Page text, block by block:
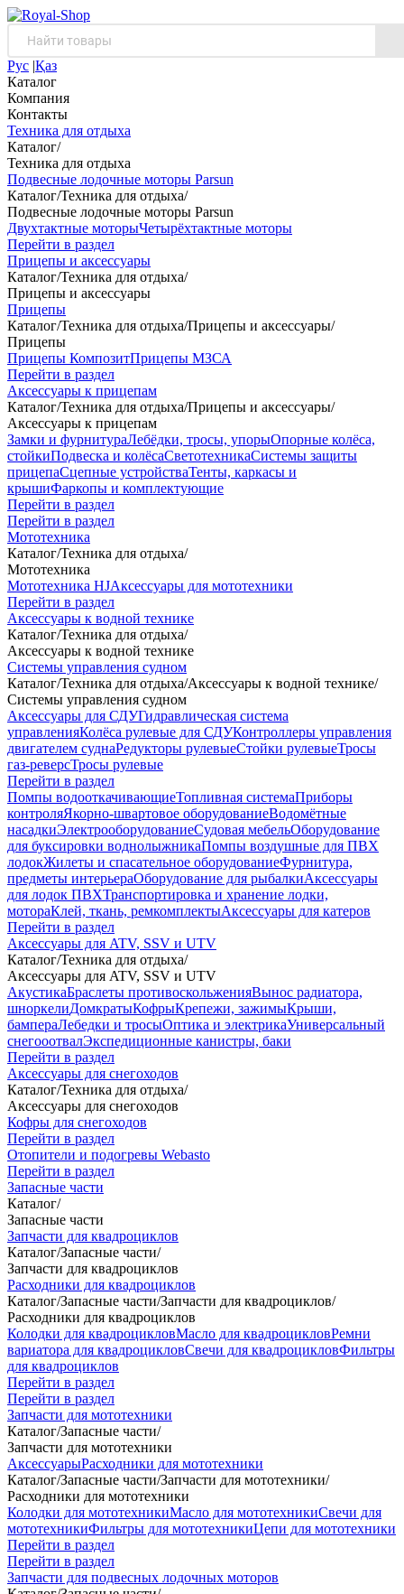
Рус |Қаз
Каталог
Компания
Контакты
Техника для отдыха
Каталог/
Техника для отдыха
Подвесные лодочные моторы Parsun
Каталог/Техника для отдыха/
Подвесные лодочные моторы Parsun
Двухтактные моторыЧетырёхтактные моторы
Перейти в раздел
Прицепы и аксессуары
Каталог/Техника для отдыха/
Прицепы и аксессуары
Прицепы
Каталог/Техника для отдыха/Прицепы и аксессуары/
Прицепы
Прицепы КомпозитПрицепы МЗСА
Перейти в раздел
Аксессуары к прицепам
Каталог/Техника для отдыха/Прицепы и аксессуары/
Аксессуары к прицепам
Замки и фурнитураЛебёдки, тросы, упорыОпорные колёса,
стойкиПодвеска и колёсаСветотехникаСистемы защиты
прицепаСцепные устройстваТенты, каркасы и
крышиФаркопы и комплектующие
Перейти в раздел
Перейти в раздел
Мототехника
Каталог/Техника для отдыха/
Мототехника
Мототехника HJАксессуары для мототехники
Перейти в раздел
Аксессуары к водной технике
Каталог/Техника для отдыха/
Аксессуары к водной технике
Системы управления судном
Каталог/Техника для отдыха/Аксессуары к водной технике/
Системы управления судном
Аксессуары для СДУГидравлическая система
управленияКолёса рулевые для СДУКонтроллеры управления
двигателем суднаРедукторы рулевыеСтойки рулевыеТросы
газ-реверсТросы рулевые
Перейти в раздел
Помпы водооткачивающиеТопливная системаПриборы
контроляЯкорно-швартовое оборудованиеВодомётные
насадкиЭлектрооборудованиеСудовая мебельОборудование
для буксировки воднолыжникаПомпы воздушные для ПВХ
лодокЖилеты и спасательное оборудованиеФурнитура,
предметы интерьераОборудование для рыбалкиАксессуары
для лодок ПВХТранспортировка и хранение лодки,
мотораКлей, ткань, ремкомплектыАксессуары для катеров
Перейти в раздел
Аксессуары для ATV, SSV и UTV
Каталог/Техника для отдыха/
Аксессуары для ATV, SSV и UTV
АкустикаБраслеты противоскольженияВынос радиатора,
шноркелиДомкратыКофрыКрепежи, зажимыКрыши,
бампераЛебедки и тросыОптика и электрикаУниверсальный
снегооотвалЭкспедиционные канистры, баки
Перейти в раздел
Аксессуары для снегоходов
Каталог/Техника для отдыха/
Аксессуары для снегоходов
Кофры для снегоходов
Перейти в раздел
Отопители и подогревы Webasto
Перейти в раздел
Запасные части
Каталог/
Запасные части
Запчасти для квадроциклов
Каталог/Запасные части/
Запчасти для квадроциклов
Расходники для квадроциклов
Каталог/Запасные части/Запчасти для квадроциклов/
Расходники для квадроциклов
Колодки для квадроцикловМасло для квадроцикловРемни
вариатора для квадроцикловСвечи для квадроцикловФильтры
для квадроциклов
Перейти в раздел
Перейти в раздел
Запчасти для мототехники
Каталог/Запасные части/
Запчасти для мототехники
АксессуарыРасходники для мототехники
Каталог/Запасные части/Запчасти для мототехники/
Расходники для мототехники
Колодки для мототехникиМасло для мототехникиСвечи для
мототехникиФильтры для мототехникиЦепи для мототехники
Перейти в раздел
Перейти в раздел
Запчасти для подвесных лодочных моторов